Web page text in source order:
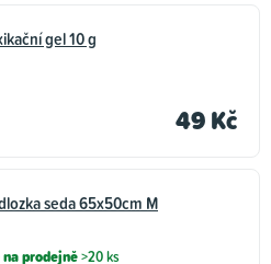
Oblečky pro psy
Ostatní doplňky pro
gel 10 g
49 Kč
seda 65x50cm M
prodejně>20 ks